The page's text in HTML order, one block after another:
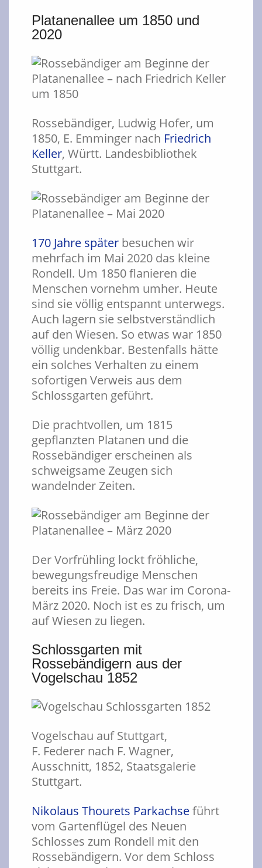
Platanenallee um 1850 und
2020
Rossebändiger, Ludwig Hofer, um
1850, E. Emminger nach Friedrich
Keller, Württ. Landesbibliothek
Stuttgart.
170 Jahre später besuchen wir
mehrfach im Mai 2020 das kleine
Rondell. Um 1850 flanieren die
Menschen vornehm umher. Heute
sind sie völlig entspannt unterwegs.
Auch lagern sie selbstverständlich
auf den Wiesen. So etwas war 1850
völlig undenkbar. Bestenfalls hätte
ein solches Verhalten zu einem
sofortigen Verweis aus dem
Schlossgarten geführt.
Die prachtvollen, um 1815
gepflanzten Platanen und die
Rossebändiger erscheinen als
schweigsame Zeugen sich
wandelnder Zeiten.
Der Vorfrühling lockt fröhliche,
bewegungsfreudige Menschen
bereits ins Freie. Das war im Corona-
März 2020. Noch ist es zu frisch, um
auf Wiesen zu liegen.
Schlossgarten mit
Rossebändigern aus der
Vogelschau 1852
Vogelschau auf Stuttgart,
F. Federer nach F. Wagner,
Ausschnitt, 1852, Staatsgalerie
Stuttgart.
Nikolaus Thourets Parkachseführt
vom Gartenflügel des Neuen
Schlosses zum Rondell mit den
Rossebändigern. Vor dem Schloss